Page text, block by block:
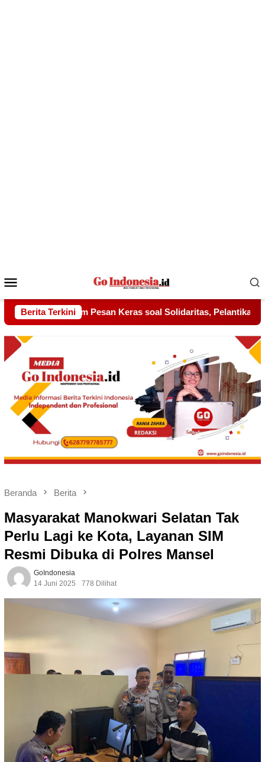
Mobile
Berita TerkiniPelantikan Sambang Gagak Hitam Jadi Sinyal
Beranda Berita
Masyarakat Manokwari Selatan Tak
Perlu Lagi ke Kota, Layanan SIM
Resmi Dibuka di Polres Mansel
GoIndonesia
14 Juni 2025
778 Dilihat